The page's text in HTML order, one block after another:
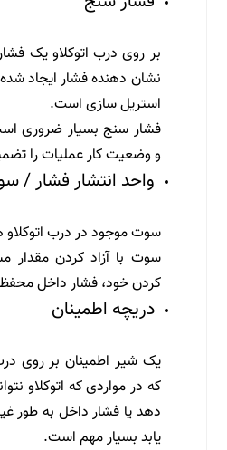
بر روی درب اتوکلاو یک
نشان دهنده فشار ایجاد شده
استریل سازی است.
فشار سنج بسیار ضروری است
و وضعیت کار عملیات را
واحد انتشار فشار /
سوت موجود در درب
سوت با آزاد کردن مقدار
کردن خود، فشار داخل
دریچه اطمینان
یک شیر اطمینان بر روی
که در مواردی که اتوکلاو
دهد یا فشار داخل به طور
یابد بسیار مهم است.